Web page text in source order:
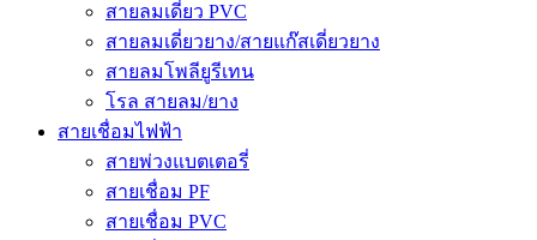
สายลมเดี่ยว PVC
สายลมเดี่ยวยาง/สายแก๊สเดี่ยวยาง
สายลมโพลียูรีเทน
โรล สายลม/ยาง
สายเชื่อมไฟฟ้า
สายพ่วงแบตเตอรี่
สายเชื่อม PF
สายเชื่อม PVC